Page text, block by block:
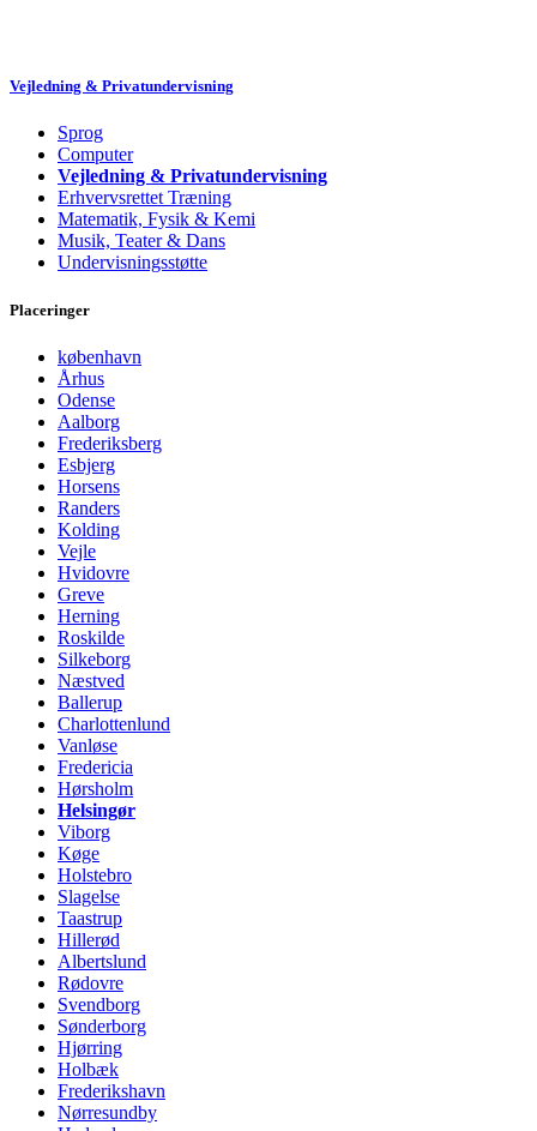
Vejledning & Privatundervisning
Sprog
Computer
Vejledning & Privatundervisning
Erhvervsrettet Træning
Matematik, Fysik & Kemi
Musik, Teater & Dans
Undervisningsstøtte
Placeringer
københavn
Århus
Odense
Aalborg
Frederiksberg
Esbjerg
Horsens
Randers
Kolding
Vejle
Hvidovre
Greve
Herning
Roskilde
Silkeborg
Næstved
Ballerup
Charlottenlund
Vanløse
Fredericia
Hørsholm
Helsingør
Viborg
Køge
Holstebro
Slagelse
Taastrup
Hillerød
Albertslund
Rødovre
Svendborg
Sønderborg
Hjørring
Holbæk
Frederikshavn
Nørresundby